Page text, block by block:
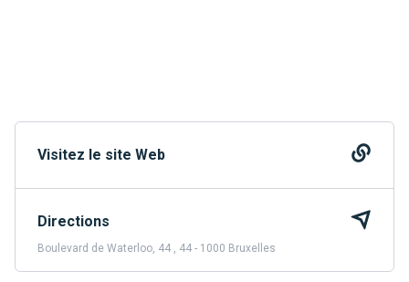
Visitez le site Web
Directions
Boulevard de Waterloo, 44 , 44 - 1000 Bruxelles